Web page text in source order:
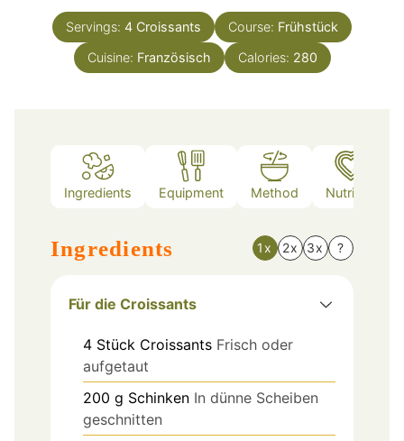
Servings: 4 Croissants Course: Frühstück
Cuisine: Französisch Calories: 280
Ingredients Equipment Method Nutrition
Ingredients 1x 2x 3x ?
Für die Croissants
4 Stück Croissants Frisch oder
aufgetaut
200 g Schinken In dünne Scheiben
geschnitten